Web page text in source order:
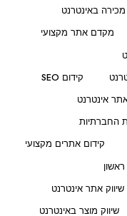
מכירה באינטרנט
מקדם אתר מקצועי
קידום SEO
אינטרנט
החברתיות
קידום אתרים מקצועי
שיווק אתר אינטרנט
שיווק מוצר באינטרנט